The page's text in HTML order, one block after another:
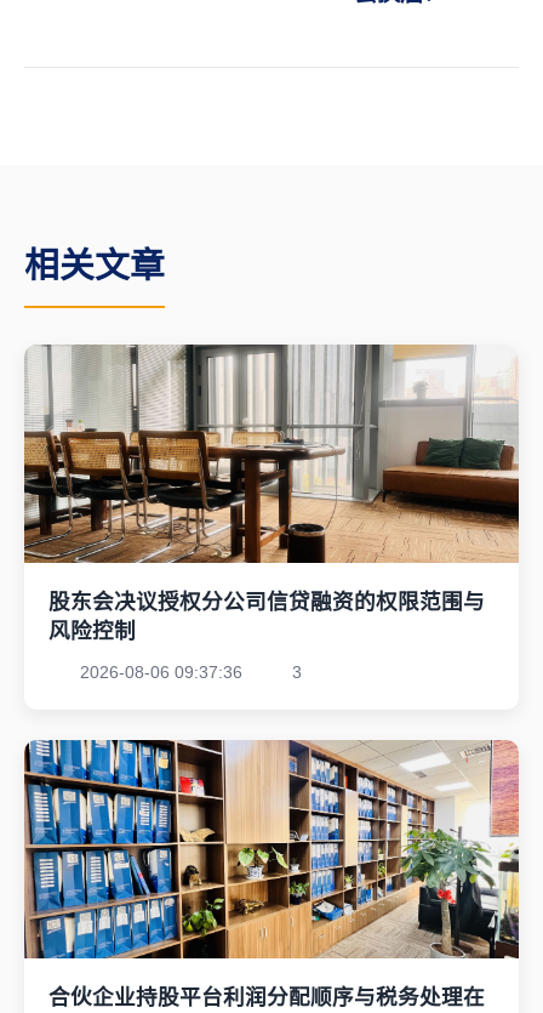
相关文章
股东会决议授权分公司信贷融资的权限范围与
风险控制
2026-08-06 09:37:36 3
合伙企业持股平台利润分配顺序与税务处理在